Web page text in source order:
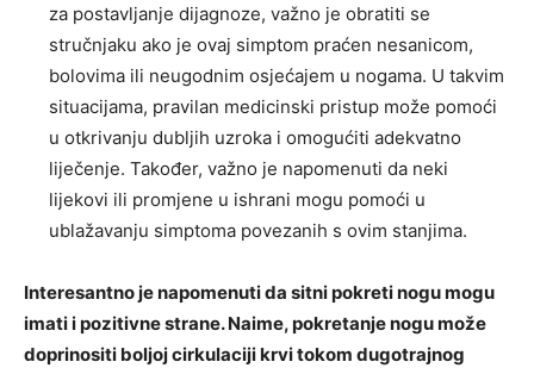
za postavljanje dijagnoze, važno je obratiti se
stručnjaku ako je ovaj simptom praćen nesanicom,
bolovima ili neugodnim osjećajem u nogama. U takvim
situacijama, pravilan medicinski pristup može pomoći
u otkrivanju dubljih uzroka i omogućiti adekvatno
liječenje. Također, važno je napomenuti da neki
lijekovi ili promjene u ishrani mogu pomoći u
ublažavanju simptoma povezanih s ovim stanjima.
Interesantno je napomenuti da sitni pokreti nogu mogu
imati i pozitivne strane. Naime, pokretanje nogu može
doprinositi boljoj cirkulaciji krvi tokom dugotrajnog